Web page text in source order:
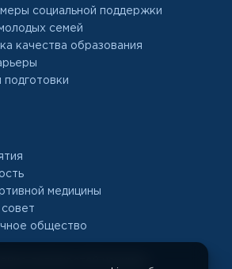
социальной поддержки
семей
качества образования
подготовки
медицины
общество
должностей научных